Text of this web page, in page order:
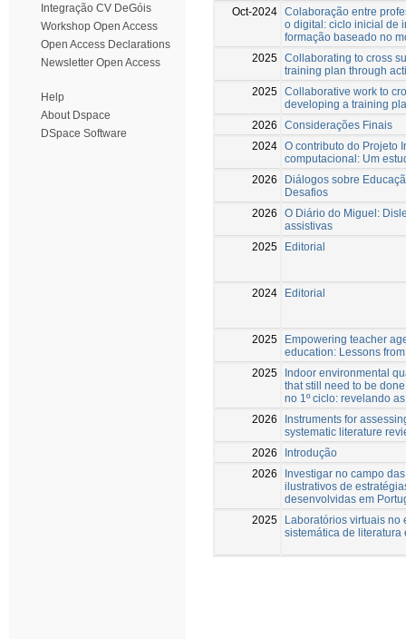
Integração CV DeGóis
Workshop Open Access
Open Access Declarations
Newsletter Open Access
Help
About Dspace
DSpace Software
Oct-2024 Colaboração entre
o digital: ciclo inicial de
formação baseado no
2025 Collaborating to cross
training plan through
2025 Collaborative work to
developing a training
2026
Considerações Finais
2024 O contributo do Projeto
computacional: Um
2026
Diálogos sobre
Desafios
2026
O Diário do Miguel:
assistivas
2025
Editorial
2024 Editorial
2025
Empowering teacher
education: Lessons
2025
Indoor environmental
that still need to be
no 1º ciclo: revelando
2026
Instruments for
systematic literature
2026
Introdução
2026
Investigar no campo
ilustrativos de
desenvolvidas em
2025
Laboratórios virtuais no
sistemática de literatura